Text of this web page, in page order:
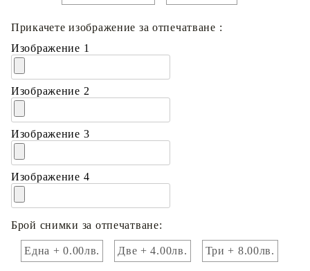
Прикачете изображение за отпечатване :
Изображение 1
Изображение 2
Изображение 3
Изображение 4
Брой снимки за отпечатване:
Една + 0.00лв. Две + 4.00лв. Три + 8.00лв.